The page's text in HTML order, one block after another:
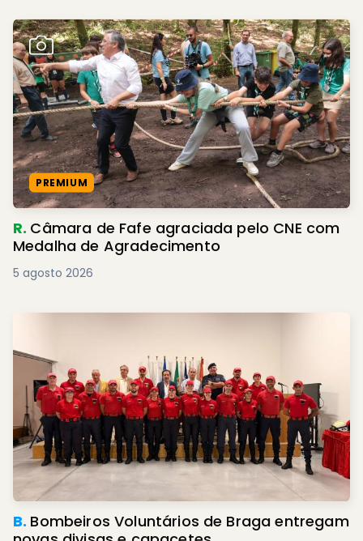
PREMIUM
R. Câmara de Fafe agraciada pelo CNE com
Medalha de Agradecimento
5 agosto 2026
B. Bombeiros Voluntários de Braga entregam